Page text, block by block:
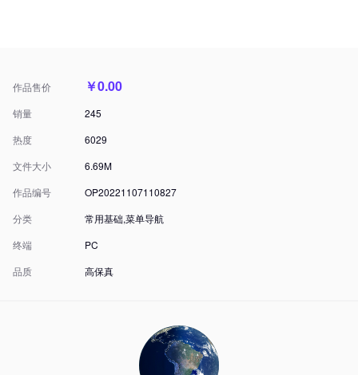
作品售价 ￥0.00
销量
245
热度
6029
文件大小
6.69M
作品编号
OP20221107110827
分类
常用基础,菜单导航
终端
PC
品质
高保真